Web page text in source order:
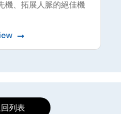
機、拓展人脈的絕佳機
列表